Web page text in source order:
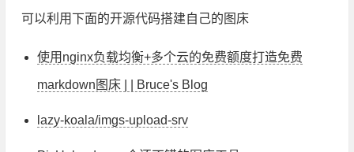
可以利用下面的开源代码搭建自己的图床
使用nginx负载均衡+多个云的免费额度打造免费
markdown图床 | | Bruce's Blog
lazy-koala/imgs-upload-srv